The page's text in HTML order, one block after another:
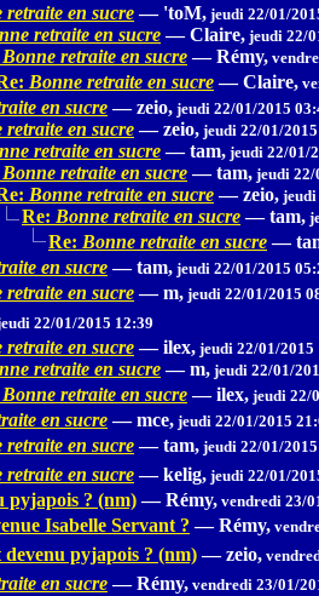
retraite en sucre — 'toM, jeudi 22/01/
retraite en sucre — Claire, jeudi 22/
Bonne retraite en sucre — Rémy,
Bonne retraite en sucre — Claire,
en sucre — zeio, jeudi 22/01/2015
retraite en sucre — zeio, jeudi 22/01/
retraite en sucre — tam, jeudi 22/01/
Bonne retraite en sucre — tam, jeudi 22/
Bonne retraite en sucre — zeio, jeudi
Re: Bonne retraite en sucre — tam,
Re: Bonne retraite en sucre —
en sucre — tam, jeudi 22/01/2015
retraite en sucre — m, jeudi 22/01/2015
22/01/2015 12:39
retraite en sucre — ilex, jeudi 22/01/2015
retraite en sucre — m, jeudi 22/01/
Bonne retraite en sucre — ilex, jeudi 22/
en sucre — mce, jeudi 22/01/2015
retraite en sucre — tam, jeudi 22/01/
retraite en sucre — kelig, jeudi 22/01/
pyjapois ? (nm) — Rémy, vendredi 23/
Isabelle Servant ? — Rémy,
devenu pyjapois ? (nm) — zeio,
en sucre — Rémy, vendredi 23/01/